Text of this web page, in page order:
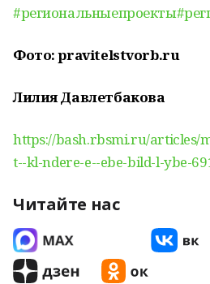
#региональныепроекты
Фото: pravitelstvorb.ru
Лилия Давлетбакова
https://bash.rbsmi.ru/articles/
t--kl-ndere-e--ebe-bild-l-ybe-
Читайте нас